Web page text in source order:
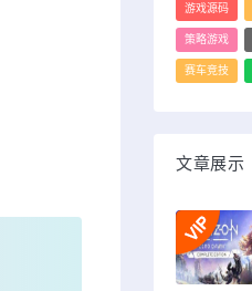
游戏源码
策略游戏
赛车竞技
文章展示